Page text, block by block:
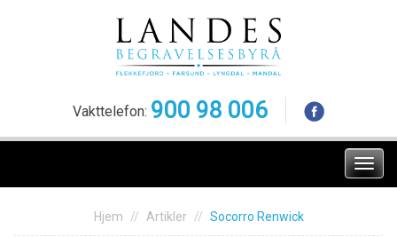
Vakttelefon: 900 98 006
Meny
Hjem Artikler Socorro Renwick